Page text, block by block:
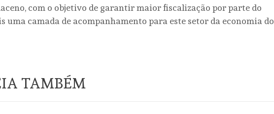
com o objetivo de garantir maior fiscalização por parte do
uma camada de acompanhamento para este setor da economia do
TAMBÉM